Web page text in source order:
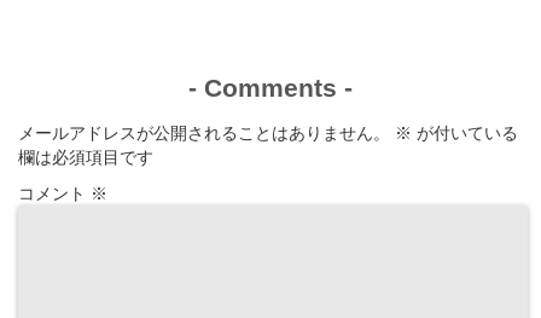
- Comments -
メールアドレスが公開されることはありません。 ※ が付いている
欄は必須項目です
コメント ※